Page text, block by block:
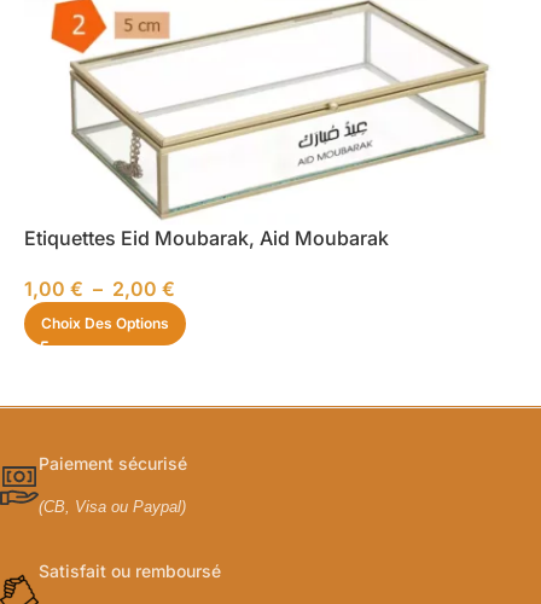
Etiquettes Eid Moubarak, Aid Moubarak
1,00 € – 2,00 €
Choix Des Options
Paiement sécurisé
(CB, Visa ou Paypal)
Satisfait ou remboursé